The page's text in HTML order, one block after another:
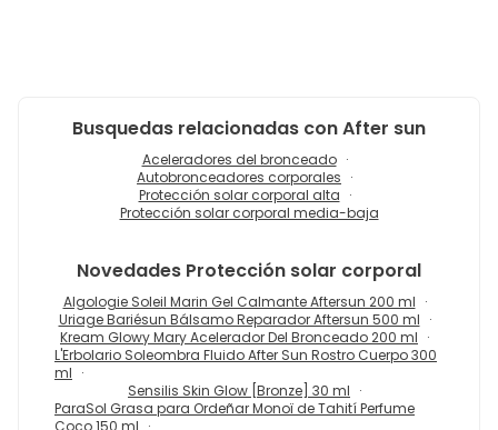
Busquedas relacionadas con After sun
Aceleradores del bronceado
Autobronceadores corporales
Protección solar corporal alta
Protección solar corporal media-baja
Novedades Protección solar corporal
Algologie Soleil Marin Gel Calmante Aftersun 200 ml
Uriage Bariésun Bálsamo Reparador Aftersun 500 ml
Kream Glowy Mary Acelerador Del Bronceado 200 ml
L'Erbolario Soleombra Fluido After Sun Rostro Cuerpo 300
ml
Sensilis Skin Glow [Bronze] 30 ml
ParaSol Grasa para Ordeñar Monoï de Tahití Perfume
Coco 150 ml